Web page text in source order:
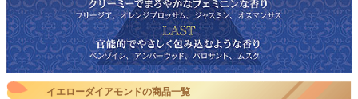
イエローダイアモンドの商品一覧